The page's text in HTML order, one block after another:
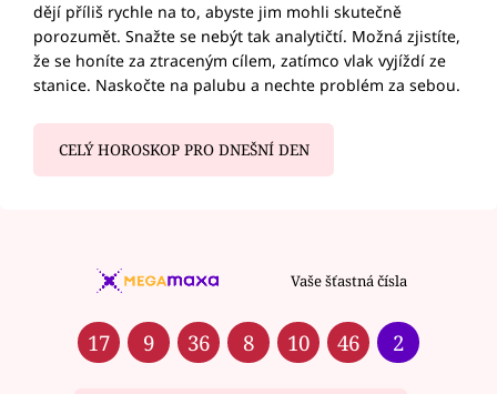
dějí příliš rychle na to, abyste jim mohli skutečně
porozumět. Snažte se nebýt tak analytičtí. Možná zjistíte,
že se honíte za ztraceným cílem, zatímco vlak vyjíždí ze
stanice. Naskočte na palubu a nechte problém za sebou.
CELÝ HOROSKOP PRO DNEŠNÍ DEN
Vaše šťastná čísla
17 9 36 8 10 46 2